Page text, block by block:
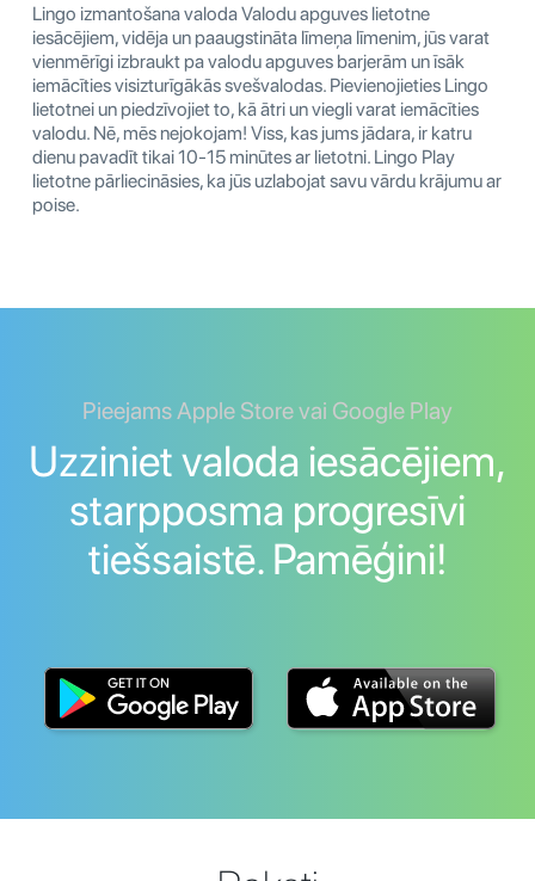
Lingo izmantošana valoda Valodu apguves lietotne
iesācējiem, vidēja un paaugstināta līmeņa līmenim, jūs varat
vienmērīgi izbraukt pa valodu apguves barjerām un īsāk
iemācīties visizturīgākās svešvalodas. Pievienojieties Lingo
lietotnei un piedzīvojiet to, kā ātri un viegli varat iemācīties
valodu. Nē, mēs nejokojam! Viss, kas jums jādara, ir katru
dienu pavadīt tikai 10-15 minūtes ar lietotni. Lingo Play
lietotne pārliecināsies, ka jūs uzlabojat savu vārdu krājumu ar
poise.
Pieejams Apple Store vai Google Play
Uzziniet valoda iesācējiem,
starpposma progresīvi
tiešsaistē. Pamēģini!